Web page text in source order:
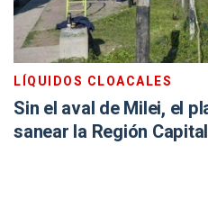
LÍQUIDOS CLOACALES
Sin el aval de Milei, el
sanear la Región